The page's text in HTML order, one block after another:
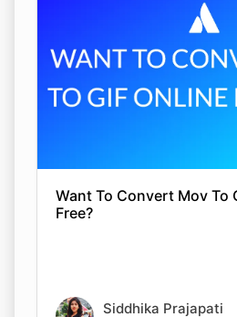
Want To Convert Mov To
Free?
Siddhika Prajapati